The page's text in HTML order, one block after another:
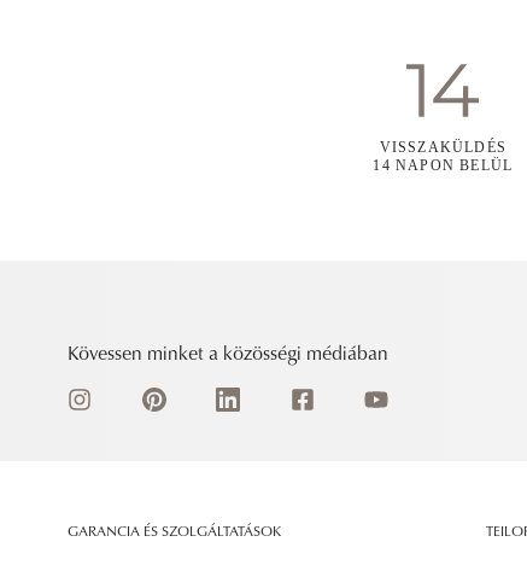
VISSZAKÜLDÉS
14 NAPON BELÜL
Kövessen minket a közösségi médiában
GARANCIA ÉS SZOLGÁLTATÁSOK